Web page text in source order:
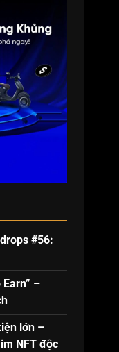
#56:
–
lớn –
NFT độc